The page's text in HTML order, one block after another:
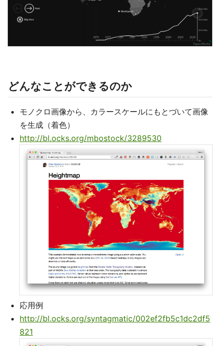
どんなことができるのか
モノクロ画像から、カラースケールにもとづいて画像
を生成（着色）
http://bl.ocks.org/mbostock/3289530
応用例
http://bl.ocks.org/syntagmatic/002ef2fb5c1dc2df5
821